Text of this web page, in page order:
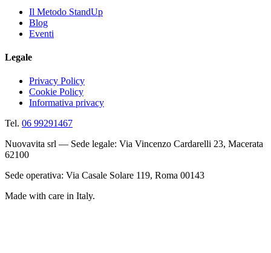
Il Metodo StandUp
Blog
Eventi
Legale
Privacy Policy
Cookie Policy
Informativa privacy
Tel. 06 99291467
Nuovavita srl — Sede legale: Via Vincenzo Cardarelli 23, Macerata
62100
Sede operativa: Via Casale Solare 119, Roma 00143
Made with care in Italy.